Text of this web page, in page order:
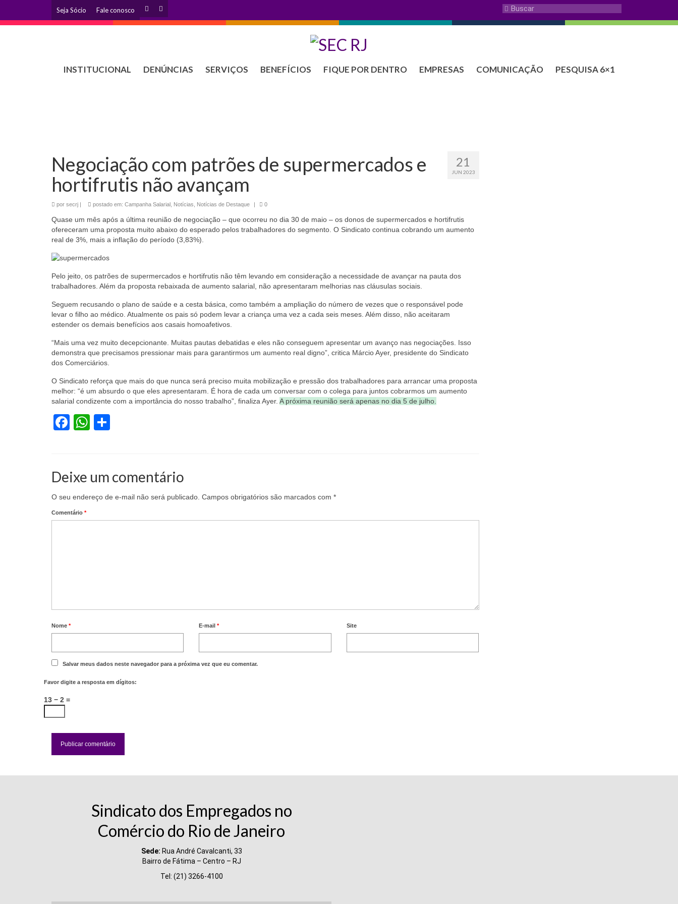
Seja Sócio Fale conosco
INSTITUCIONAL DENÚNCIAS SERVIÇOS BENEFÍCIOS FIQUE POR DENTRO EMPRESAS COMUNICAÇÃO PESQUISA 6×1
21
JUN 2023
Negociação com patrões de supermercados e
hortifrutis não avançam
por secrj | postado em: Campanha Salarial Notícias Notícias de Destaque | 0
Quase um mês após a última reunião de negociação – que ocorreu no dia 30 de maio – os donos de supermercados e hortifrutis
ofereceram uma proposta muito abaixo do esperado pelos trabalhadores do segmento. O Sindicato continua cobrando um aumento
real de 3%, mais a inflação do período (3,83%).
Pelo jeito, os patrões de supermercados e hortifrutis não têm levando em consideração a necessidade de avançar na pauta dos
trabalhadores. Além da proposta rebaixada de aumento salarial, não apresentaram melhorias nas cláusulas sociais.
Seguem recusando o plano de saúde e a cesta básica, como também a ampliação do número de vezes que o responsável pode
levar o filho ao médico. Atualmente os pais só podem levar a criança uma vez a cada seis meses. Além disso, não aceitaram
estender os demais benefícios aos casais homoafetivos.
“Mais uma vez muito decepcionante. Muitas pautas debatidas e eles não conseguem apresentar um avanço nas negociações. Isso
demonstra que precisamos pressionar mais para garantirmos um aumento real digno”, critica Márcio Ayer, presidente do Sindicato
dos Comerciários.
O Sindicato reforça que mais do que nunca será preciso muita mobilização e pressão dos trabalhadores para arrancar uma proposta
melhor: “é um absurdo o que eles apresentaram. É hora de cada um conversar com o colega para juntos cobrarmos um aumento
salarial condizente com a importância do nosso trabalho”, finaliza Ayer. A próxima reunião será apenas no dia 5 de julho.
Facebook
WhatsApp
Deixe um comentário
O seu endereço de e-mail não será publicado. Campos obrigatórios são marcados com *
Comentário *
Nome * E-mail* Site
Salvar meus dados neste navegador para a próxima vez que eu comentar.
Favor digite a resposta em dígitos:
13 − 2 =
Sindicato dos Empregados no
Comércio do Rio de Janeiro
Sede: Rua André Cavalcanti, 33
Bairro de Fátima – Centro – RJ
Tel: (21) 3266-4100